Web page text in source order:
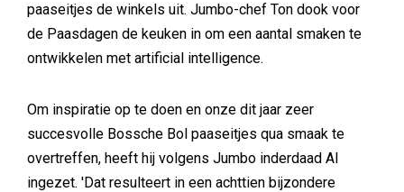
paaseitjes de winkels uit. Jumbo-chef Ton dook voor
de Paasdagen de keuken in om een aantal smaken te
ontwikkelen met artificial intelligence.
Om inspiratie op te doen en onze dit jaar zeer
succesvolle Bossche Bol paaseitjes qua smaak te
overtreffen, heeft hij volgens Jumbo inderdaad AI
ingezet. 'Dat resulteert in een achttien bijzondere